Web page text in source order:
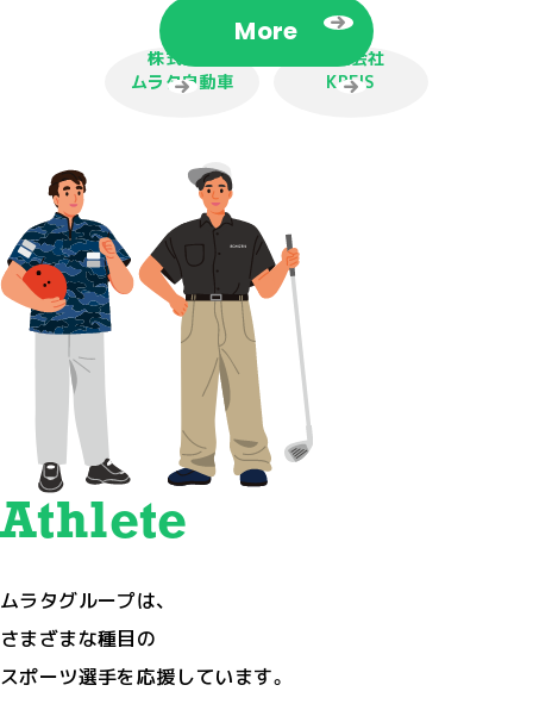
株式会社
KREIS
株式会社
ムラタ自動車
More
Athlete
ムラタグループは、
さまざまな種目の
スポーツ選手を応援しています。